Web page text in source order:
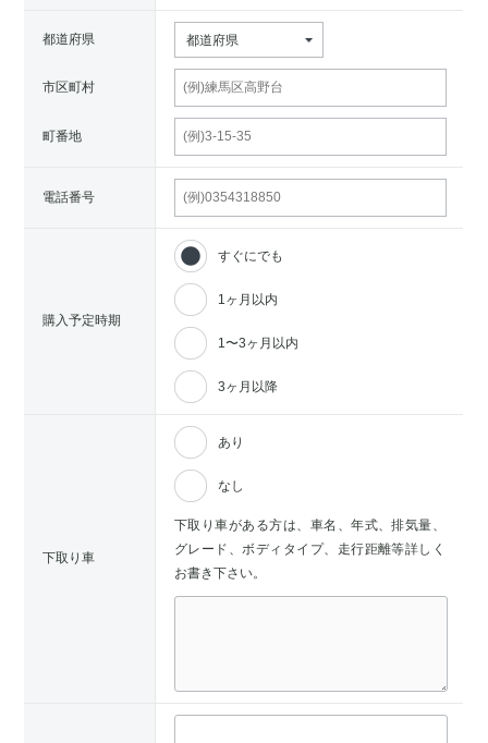
都道府県 都道府県
市区町村
町番地
電話番号
購入予定時期
すぐにでも
1ヶ月以内
1〜3ヶ月以内
3ヶ月以降
下取り車
あり
なし
下取り車がある方は、車名、年式、排気量、
グレード、ボディタイプ、走行距離等詳しく
お書き下さい。